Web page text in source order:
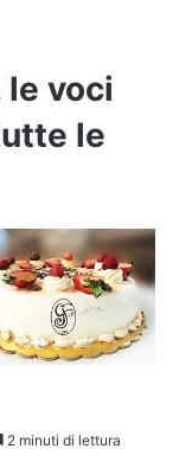
voci
le
2 minuti di lettura